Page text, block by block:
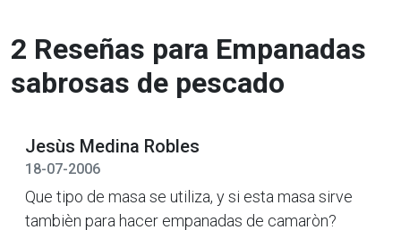
2 Reseñas para Empanadas
sabrosas de pescado
Jesùs Medina Robles
18-07-2006
Que tipo de masa se utiliza, y si esta masa sirve
tambièn para hacer empanadas de camaròn?